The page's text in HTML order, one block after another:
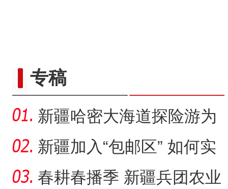
专稿
新疆哈密大海道探险游为
何受青睐？
新疆加入“包邮区” 如何实
现可持续发展？
春耕春播季 新疆兵团农业